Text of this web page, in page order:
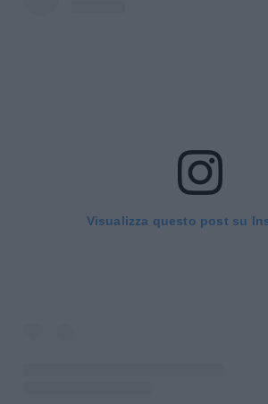
Visualizza questo post su